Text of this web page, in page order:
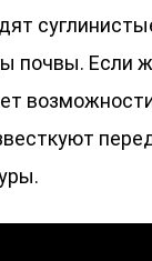
почвы. Если